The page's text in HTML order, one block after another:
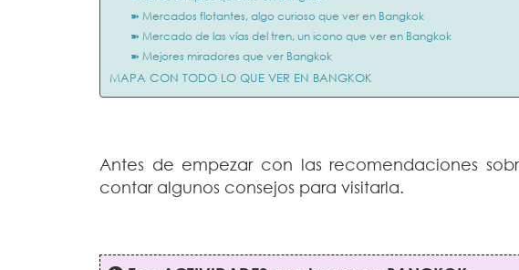
➽ Mercados flotantes, algo curioso que ver en Bangkok
➽ Mercado de las vías del tren, un icono que ver en Bangkok
➽ Mejores miradores que ver Bangkok
MAPA CON TODO LO QUE VER EN BANGKOK
Antes de empezar con las recomendaciones
contar algunos consejos para visitarla.